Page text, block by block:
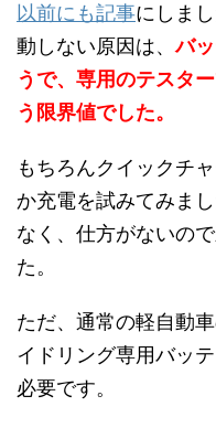
以前にも記事にしま
動しない原因は、バ
うで、専用のテスタ
う限界値でした。
もちろんクイックチ
か充電を試みてみま
なく、仕方がないの
た。
ただ、通常の軽自動
イドリング専用バッ
必要です。